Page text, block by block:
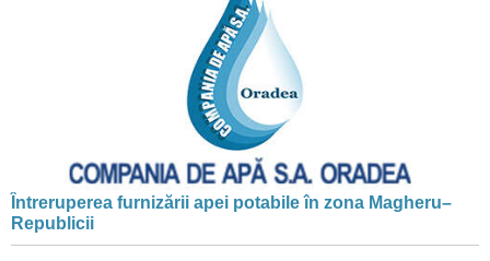
Întreruperea furnizării apei potabile în zona Magheru–
Republicii